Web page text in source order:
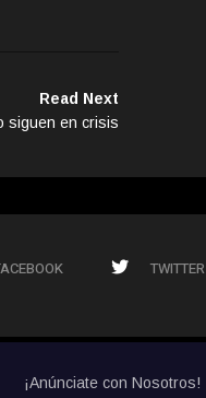
Read Next
siguen en crisis
TWITTER
¡Anúnciate con Nosotros!